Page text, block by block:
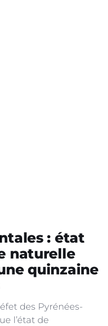
: état
naturelle
quinzaine
des Pyrénées-
l’état de